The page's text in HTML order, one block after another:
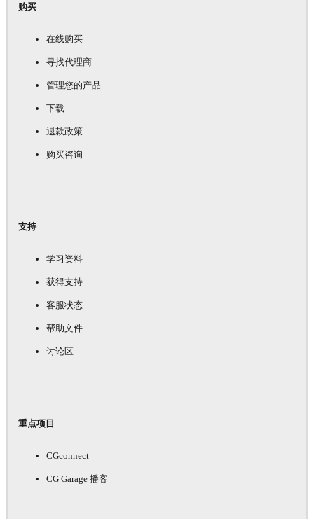
购买
在线购买
寻找代理商
管理您的产品
下载
退款政策
购买咨询
支持
学习资料
获得支持
客服状态
帮助文件
讨论区
重点项目
CGconnect
CG Garage 播客